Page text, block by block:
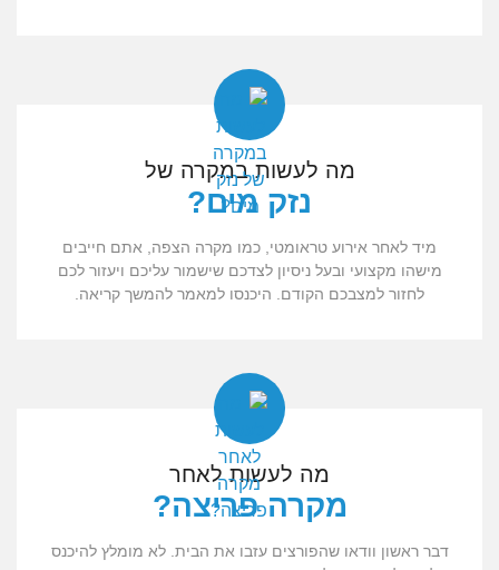
מה לעשות במקרה של
נזק מים?
מיד לאחר אירוע טראומטי, כמו מקרה הצפה, אתם חייבים
מישהו מקצועי ובעל ניסיון לצדכם שישמור עליכם ויעזור לכם
לחזור למצבכם הקודם. היכנסו למאמר להמשך קריאה.
מה לעשות לאחר
מקרה פריצה?
דבר ראשון וודאו שהפורצים עזבו את הבית. לא מומלץ להיכנס